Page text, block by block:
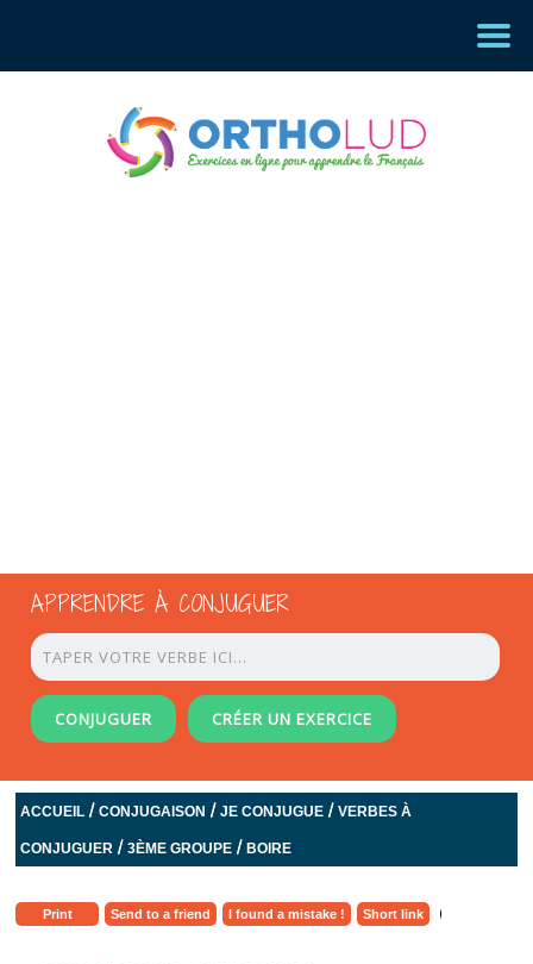
APPRENDRE À CONJUGUER
CONJUGUER CRÉER UN EXERCICE
ACCUEIL /CONJUGAISON /JE CONJUGUE /VERBES À
CONJUGUER /3ÈME GROUPE /BOIRE
Print Send to a friend I found a mistake ! Short link